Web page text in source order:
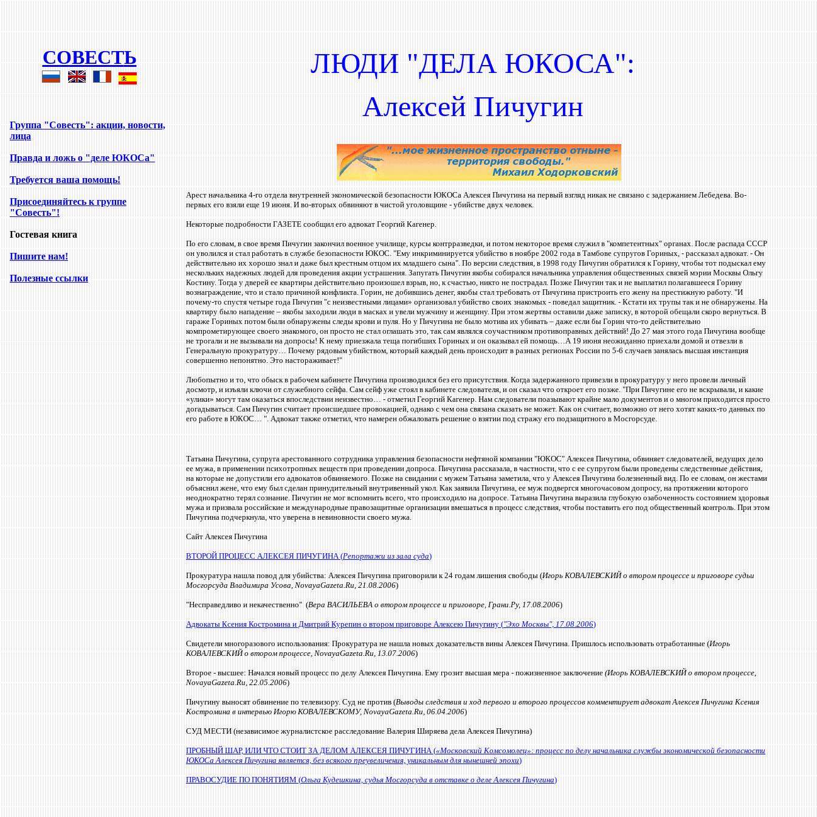
COBECTЬ
Группа "Совесть": акции, новости,
лица
Правда и ложь о "деле ЮКОСа"
Требуется ваша помощь!
Присоединяйтесь к группе
"Совесть"!
Гостевая книга
Пишите нам!
Полезные ссылки
ЛЮДИ "ДЕЛА ЮКОСА":
Алексей Пичугин
Арест начальника 4-го отдела внутренней экономической безопасности ЮКОСа Алексея Пичугина на первый взгляд никак не связано с задержанием Лебедева. Во-
первых его взяли еще 19 июня. И во-вторых обвиняют в чистой уголовщине - убийстве двух человек.
Некоторые подробности ГАЗЕТЕ сообщил его адвокат Георгий Кагенер.
По его словам, в свое время Пичугин закончил военное училище, курсы контрразведки, и потом некоторое время служил в "компетентных" органах. После распада СССР
он уволился и стал работать в службе безопасности ЮКОС. "Ему инкриминируется убийство в ноябре 2002 года в Тамбове супругов Гориных, - рассказал адвокат. - Он
действительно их хорошо знал и даже был крестным отцом их младшего сына". По версии следствия, в 1998 году Пичугин обратился к Горину, чтобы тот подыскал ему
нескольких надежных людей для проведения акции устрашения. Запугать Пичугин якобы собирался начальника управления общественных связей мэрии Москвы Ольгу
Костину. Тогда у дверей ее квартиры действительно произошел взрыв, но, к счастью, никто не пострадал. Позже Пичугин так и не выплатил полагавшееся Горину
вознаграждение, что и стало причиной конфликта. Горин, не добившись денег, якобы стал требовать от Пичугина пристроить его жену на престижную работу. "И
почему-то спустя четыре года Пичугин "с неизвестными лицами» организовал убийство своих знакомых - поведал защитник. - Кстати их трупы так и не обнаружены. На
квартиру было нападение – якобы заходили люди в масках и увели мужчину и женщину. При этом жертвы оставили даже записку, в которой обещали скоро вернуться. В
гараже Гориных потом были обнаружены следы крови и пуля. Но у Пичугина не было мотива их убивать – даже если бы Горин что-то действительно
компрометирующее своего знакомого, он просто не стал оглашать это, так сам являлся соучастником противоправных действий! До 27 мая этого года Пичугина вообще
не трогали и не вызывали на допросы! К нему приезжала теща погибших Гориных и он оказывал ей помощь…А 19 июня неожиданно приехали домой и отвезли в
Генеральную прокуратуру… Почему рядовым убийством, который каждый день происходит в разных регионах России по 5-6 случаев занялась высшая инстанция
совершенно непонятно. Это настораживает!"
Любопытно и то, что обыск в рабочем кабинете Пичугина производился без его присутствия. Когда задержанного привезли в прокуратуру у него провели личный
досмотр, и изъяли ключи от служебного сейфа. Сам сейф уже стоял в кабинете следователя, и он сказал что откроет его позже. "При Пичугине его не вскрывали, и какие
«улики» могут там оказаться впоследствии неизвестно… - отметил Георгий Кагенер. Нам следователи поазывают крайне мало документов и о многом приходится просто
догадываться. Сам Пичугин считает происшедшее провокацией, однако с чем она связана сказать не может. Как он считает, возможно от него хотят каких-то данных по
его работе в ЮКОС… ". Адвокат также отметил, что намерен обжаловать решение о взятии под стражу его подзащитного в Мосгорсуде.
Татьяна Пичугина, супруга арестованного сотрудника управления безопасности нефтяной компании "ЮКОС" Алексея Пичугина, обвиняет следователей, ведущих дело
ее мужа, в применении психотропных веществ при проведении допроса. Пичугина рассказала, в частности, что с ее супругом были проведены следственные действия,
на которые не допустили его адвокатов обвиняемого. Позже на свидании с мужем Татьяна заметила, что у Алексея Пичугина болезненный вид. По ее словам, он жестами
объяснил жене, что ему был сделан принудительный внутривенный укол. Как заявила Пичугина, ее муж подвергся многочасовом допросу, на протяжении которого
неоднократно терял сознание. Пичугин не мог вспомнить всего, что происходило на допросе. Татьяна Пичугина выразила глубокую озабоченность состоянием здоровья
мужа и призвала российские и международные правозащитные организации вмешаться в процесс следствия, чтобы поставить его под общественный контроль. При этом
Пичугина подчеркнула, что уверена в невиновности своего мужа.
Сайт Алексея Пичугина
ВТОРОЙ ПРОЦЕСС АЛЕКСЕЯ ПИЧУГИНА (Репортажи из зала суда)
Прокуратура нашла повод для убийства: Алексея Пичугина приговорили к 24 годам лишения свободы (Игорь КОВАЛЕВСКИЙ о втором процессе и приговоре судьи
Мосгорсуда Владимира Усова, NovayaGazeta.Ru, 21.08.2006)
"Несправедливо и некачественно" (Вера ВАСИЛЬЕВА о втором процессе и приговоре, Грани.Ру, 17.08.2006)
Адвокаты Ксения Костромина и Дмитрий Курепин о втором приговоре Алексею Пичугину ("Эхо Москвы", 17.08.2006)
Свидетели многоразового использования: Прокуратура не нашла новых доказательств вины Алексея Пичугина. Пришлось использовать отработанные (Игорь
КОВАЛЕВСКИЙ о втором процессе, NovayaGazeta.Ru, 13.07.2006)
Второе - высшее: Начался новый процесс по делу Алексея Пичугина. Ему грозит высшая мера - пожизненное заключение (Игорь КОВАЛЕВСКИЙ о втором процессе,
NovayaGazeta.Ru, 22.05.2006)
Пичугину выносят обвинение по телевизору. Суд не против (Выводы следствия и ход первого и второго процессов комментирует адвокат Алексея Пичугина Ксения
Костромина в интервью Игорю КОВАЛЕВСКОМУ, NovayaGazeta.Ru, 06.04.2006)
СУД МЕСТИ (независимое журналистское расследование Валерия Ширяева дела Алексея Пичугина)
ПРОБНЫЙ ШАР, ИЛИ ЧТО СТОИТ ЗА ДЕЛОМ АЛЕКСЕЯ ПИЧУГИНА («Московский Комсомолец»: процесс по делу начальника службы экономической безопасности
ЮКОСа Алексея Пичугина является, без всякого преувеличения, уникальным для нынешней эпохи)
ПРАВОСУДИЕ ПО ПОНЯТИЯМ (Ольга Кудешкина, судья Мосгорсуда в отставке о деле Алексея Пичугина)